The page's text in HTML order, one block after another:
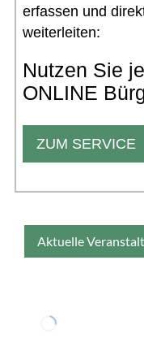
erfassen und
weiterleiten:
Nutzen Sie
ONLINE
ZUM SERVICE